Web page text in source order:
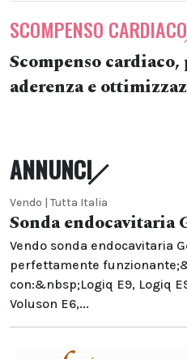
SCOMPENSO CARDIACO
Scompenso
aderenza e
ANNUNCI
Vendo | Tutta Italia
Sonda endocavitaria
Vendo sonda endocavitaria
perfettamente
con:&nbsp;Logiq E9, Logiq
Voluson E6,...